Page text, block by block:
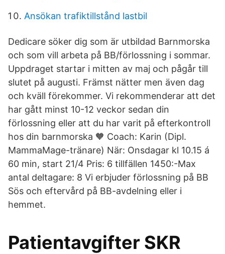
Ansökan trafiktillstånd lastbil
Dedicare söker dig som är utbildad Barnmorska
och som vill arbeta på BB/förlossning i sommar.
Uppdraget startar i mitten av maj och pågår till
slutet på augusti. Främst nätter men även dag
och kväll förekommer. Vi rekommenderar att det
har gått minst 10-12 veckor sedan din
förlossning eller att du har varit på efterkontroll
hos din barnmorska 🧡 Coach: Karin (Dipl.
MammaMage-tränare) När: Onsdagar kl 10.15 á
60 min, start 21/4 Pris: 6 tillfällen 1450:-Max
antal deltagare: 8 Vi erbjuder förlossning på BB
Sös och eftervård på BB-avdelning eller i
hemmet.
Patientavgifter SKR